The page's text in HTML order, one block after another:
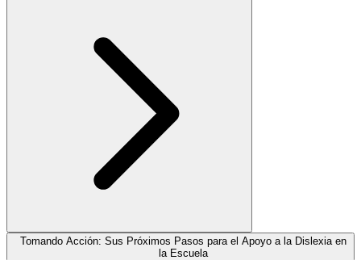
Tomando Acción: Sus Próximos Pasos para el Apoyo a la Dislexia en
la Escuela